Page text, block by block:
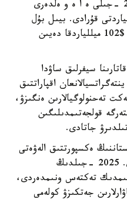
اتاپ ءوتتى. ونىڭ ايتۋىنشا، 2025 -جىلى ە ا ە و ەلدەرى
تاۋار اينالىمى $95 ميللياردتى قۇرادى. بيىل بۇل
كورسەتكىش %7,3- عا ءوسىپ، $102 ميللياردقا دەيىن
سيفرلىق ساۋدا
اقپاراتتىق
تەحنولوگيالارىن ەنگىزۋ،
قولجەتىمدىلىگىن
جاتادى.
ەكسپورتتىق الەۋەتى
ارتىپ كەلە جاتقانى اتاپ ءوتىلدى. 2025 -جىلدىڭ
تەكتەس ونىمدەردى،
جەتكىزۋ كولەمى